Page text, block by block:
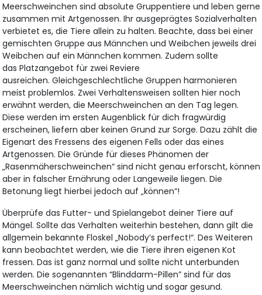
Meerschweinchen sind absolute Gruppentiere und leben gerne
zusammen mit Artgenossen. Ihr ausgeprägtes Sozialverhalten
verbietet es, die Tiere allein zu halten. Beachte, dass bei einer
gemischten Gruppe aus Männchen und Weibchen jeweils drei
Weibchen auf ein Männchen kommen. Zudem sollte
das Platzangebot für zwei Reviere
ausreichen. Gleichgeschlechtliche Gruppen harmonieren
meist problemlos. Zwei Verhaltensweisen sollten hier noch
erwähnt werden, die Meerschweinchen an den Tag legen.
Diese werden im ersten Augenblick für dich fragwürdig
erscheinen, liefern aber keinen Grund zur Sorge. Dazu zählt die
Eigenart des Fressens des eigenen Fells oder das eines
Artgenossen. Die Gründe für dieses Phänomen der
„Rasenmäherschweinchen“ sind nicht genau erforscht, können
aber in falscher Ernährung oder Langeweile liegen. Die
Betonung liegt hierbei jedoch auf „können“!
Überprüfe das Futter- und Spielangebot deiner Tiere auf
Mängel. Sollte das Verhalten weiterhin bestehen, dann gilt die
allgemein bekannte Floskel „Nobody’s perfect!“. Des Weiteren
kann beobachtet werden, wie die Tiere ihren eigenen Kot
fressen. Das ist ganz normal und sollte nicht unterbunden
werden. Die sogenannten “Blinddarm-Pillen” sind für das
Meerschweinchen nämlich wichtig und sogar gesund.